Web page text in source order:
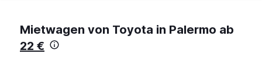
Mietwagen von Toyota in Palermo ab
22 €